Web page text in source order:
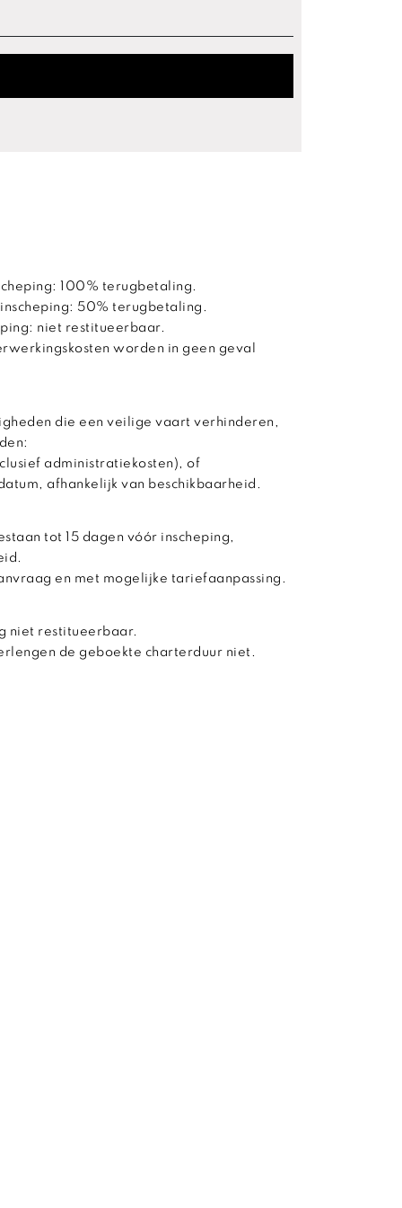
100% terugbetaling.
inscheping: 50% terugbetaling.
niet restitueerbaar.
worden in geen geval
die een veilige vaart verhinderen,
administratiekosten), of
afhankelijk van beschikbaarheid.
tot 15 dagen vóór inscheping,
en met mogelijke tariefaanpassing.
niet restitueerbaar.
de geboekte charterduur niet.